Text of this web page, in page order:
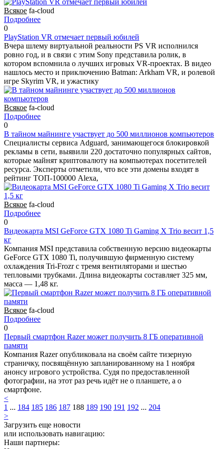
Всякое fa-cloud
Подробнее
0
PlayStation VR отмечает первый юбилей
Вчера шлему виртуальной реальности PS VR исполнился
ровно год, и в связи с этим Sony представила ролик, в
котором вспомнила о лучших игровых VR-проектах. В видео
нашлось место и приключению Batman: Arkham VR, и ролевой
игре Skyrim VR, и ужастику
Всякое fa-cloud
Подробнее
0
В тайном майнинге участвует до 500 миллионов компьютеров
Специалисты сервиса Adguard, занимающегося блокировкой
рекламы в сети, выявили 220 достаточно популярных сайтов,
которые майнят криптовалюту на компьютерах посетителей
ресурса. Эксперты отметили, что все эти домены входят в
рейтинг ТОП-100000 Alexa,
Всякое fa-cloud
Подробнее
0
Видеокарта MSI GeForce GTX 1080 Ti Gaming X Trio весит 1,5
кг
Компания MSI представила собственную версию видеокарты
GeForce GTX 1080 Ti, получившую фирменную систему
охлаждения Tri-Frozr с тремя вентиляторами и шестью
тепловыми трубками. Длина видеокарты составляет 325 мм,
масса — 1,48 кг.
Всякое fa-cloud
Подробнее
0
Первый смартфон Razer может получить 8 ГБ оперативной
памяти
Компания Razer опубликовала на своём сайте тизерную
страничку, посвящённую запланированному на 1 ноября
анонсу игрового устройства. Судя по предоставленной
фотографии, на этот раз речь идёт не о планшете, а о
смартфоне.
<
1 ... 184 185 186 187 188 189 190 191 192 ... 204
>
Загрузить еще новости
или использовать навигацию:
Наши партнеры: